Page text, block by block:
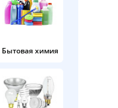
Бытовая химия